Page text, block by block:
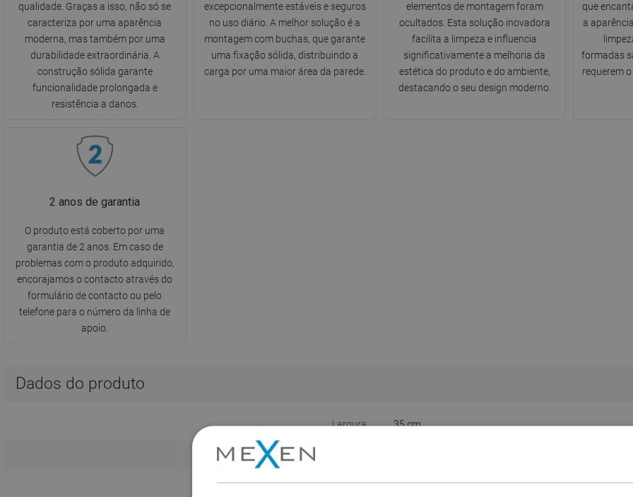
qualidade. Graças a isso, não só se
caracteriza por uma aparência
moderna, mas também por uma
durabilidade extraordinária. A
construção sólida garante
funcionalidade prolongada e
resistência a danos.
excepcionalmente estáveis e seguros
no uso diário. A melhor solução é a
montagem com buchas, que garante
uma fixação sólida, distribuindo a
carga por uma maior área da parede.
elementos de montagem foram
ocultados. Esta solução inovadora
facilita a limpeza e influencia
significativamente a melhoria da
estética do produto e do ambiente,
destacando o seu design moderno.
que
a
formadas
requerem
2 anos de garantia
O produto está coberto por uma
garantia de 2 anos. Em caso de
problemas com o produto adquirido,
encorajamos o contacto através do
formulário de contacto ou pelo
telefone para o número da linha de
apoio.
Dados do produto
Largura 35 cm
Cor Preto